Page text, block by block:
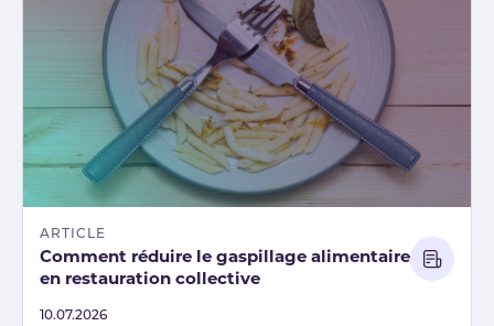
ARTICLE
Comment réduire le gaspillage alimentaire
en restauration collective
Published
10.07.2026